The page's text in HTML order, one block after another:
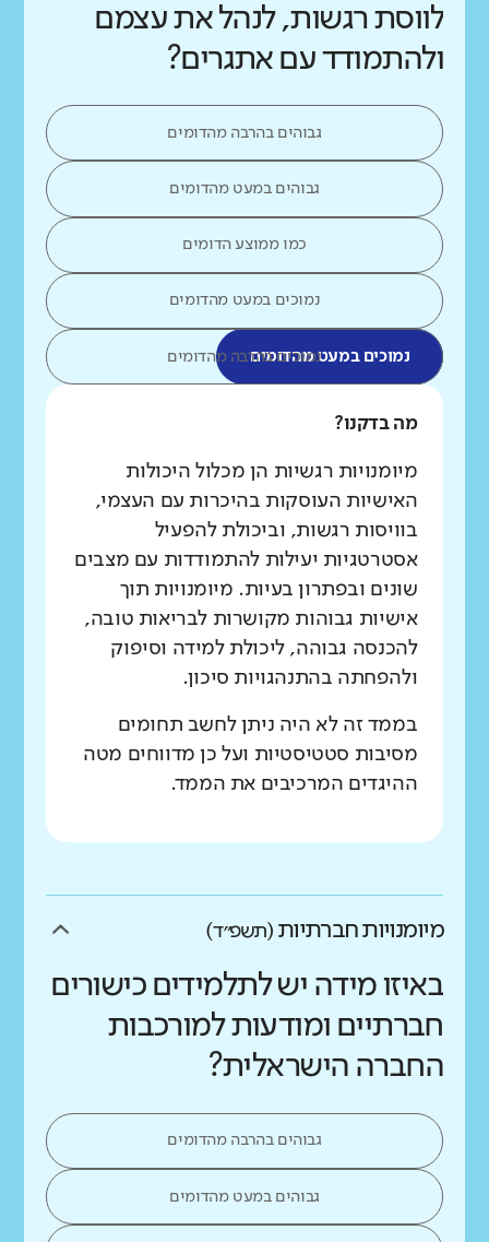
לווסת רגשות, לנהל את עצמם
ולהתמודד עם אתגרים?
גבוהים בהרבה מהדומים
גבוהים במעט מהדומים
כמו ממוצע הדומים
נמוכים במעט מהדומים
נמוכים במעט מהדומיםנמוכים בהרבה מהדומים
מה בדקנו?
מיומנויות רגשיות הן מכלול היכולות
האישיות העוסקות בהיכרות עם העצמי,
בוויסות רגשות, וביכולת להפעיל
אסטרטגיות יעילות להתמודדות עם מצבים
שונים ובפתרון בעיות. מיומנויות תוך
אישיות גבוהות מקושרות לבריאות טובה,
להכנסה גבוהה, ליכולת למידה וסיפוק
ולהפחתה בהתנהגויות סיכון.
בממד זה לא היה ניתן לחשב תחומים
מסיבות סטטיסטיות ועל כן מדווחים מטה
ההיגדים המרכיבים את הממד.
מיומנויות חברתיות (תשפ״ד)
באיזו מידה יש לתלמידים כישורים
חברתיים ומודעות למורכבות
החברה הישראלית?
גבוהים בהרבה מהדומים
גבוהים במעט מהדומים